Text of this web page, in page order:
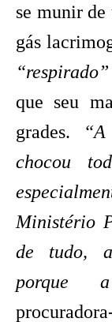
se munir de
gás
“respirado”
que seu
grades.
chocou
Ministério
de tudo,
porque a